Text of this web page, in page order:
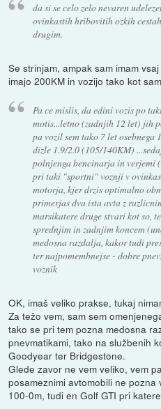
da si se celo zelo nevaren
ovinkastih hribovitih ozkih
drugim.
Se strinjam, ampak sam imam
imajo 200KM in vozijo tako kot
Pa ce mislis, da edini vozis po
motis...letno (zadnjih 12 let) jih
pa vozil sem tako 7 let osebnega
dizle 1.9/2.0 (105/140KM)
polnjenga bencinarja in verjemi
pri taki "sportni" voznji v
motorja, kjer drzis optimalno
primerjas dva ista avta z
marsikatere druge stvari kot so,
sprednjim in zadnjim koncem
medosna razdalja, kakor tudi
ter najpomembnejse - dobre
voznik
OK, imaš veliko prakse, tukaj
Za težo vem, sam sem
tako se pri tem pozna medosna
pnevmatikami, tako na službenih
Goodyear ter Bridgestone.
Glede zavor ne vem veliko, vem
posameznimi avtomobili ne
100-0m, tudi en Golf GTI pri